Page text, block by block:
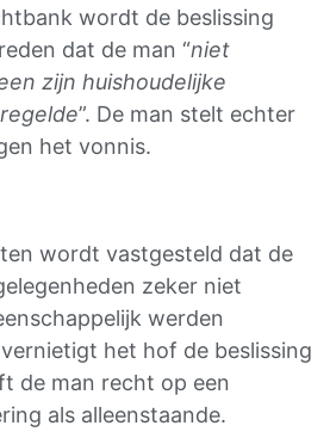
wordt de beslissing
dat de man “niet
zijn huishoudelijke
”. De man stelt echter
het vonnis.
wordt vastgesteld dat de
zeker niet
werden
het hof de beslissing
de man recht op een
als alleenstaande.